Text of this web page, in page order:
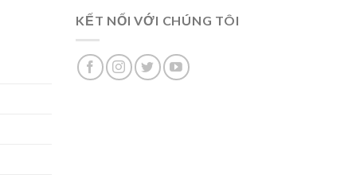
KẾT NỐI VỚI CHÚNG TÔI